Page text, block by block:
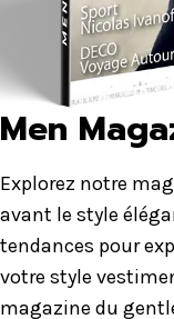
Men
Explorez notre
avant le style
tendances pour
votre style
magazine du